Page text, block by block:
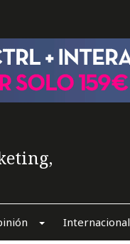
Internacional